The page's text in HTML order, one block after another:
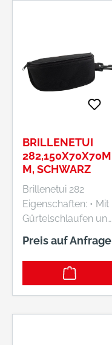
BRILLENETUI
282,150X70X70M
M, SCHWARZ
Brillenetui 282
Eigenschaften: • Mit
Gürtelschlaufen und
Karabinerhaken •
Universal-
Nylonschutzbrille
mit Seitenschutz
Preis auf Anfrage